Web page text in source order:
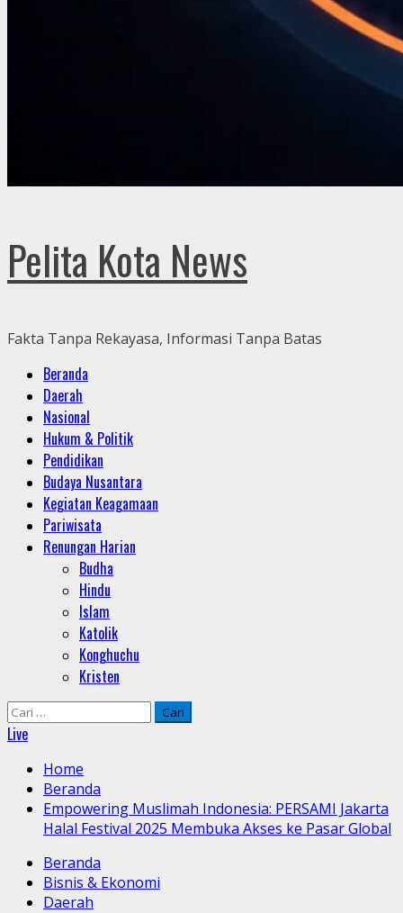
Pelita Kota News
Fakta Tanpa Rekayasa, Informasi Tanpa Batas
Primary
Menu
Beranda
Daerah
Nasional
Hukum & Politik
Pendidikan
Budaya Nusantara
Kegiatan Keagamaan
Pariwisata
Renungan Harian
Budha
Hindu
Islam
Katolik
Konghuchu
Kristen
Cari
untuk:
Live
Home
Beranda
Empowering Muslimah Indonesia: PERSAMI Jakarta
Halal Festival 2025 Membuka Akses ke Pasar Global
Beranda
Bisnis & Ekonomi
Daerah